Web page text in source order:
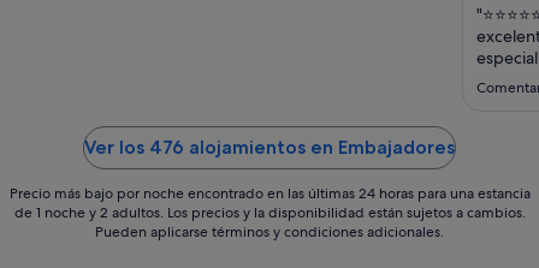
Ver los 476 alojamientos en Embajadores
Precio más bajo por noche encontrado en las últimas 24 horas para una estancia
de 1 noche y 2 adultos. Los precios y la disponibilidad están sujetos a cambios.
Pueden aplicarse términos y condiciones adicionales.